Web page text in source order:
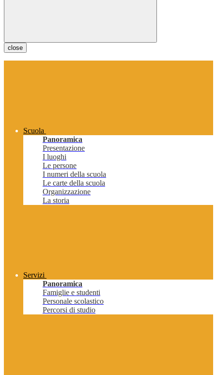
close
Scuola
Panoramica
Presentazione
I luoghi
Le persone
I numeri della scuola
Le carte della scuola
Organizzazione
La storia
Servizi
Panoramica
Famiglie e studenti
Personale scolastico
Percorsi di studio